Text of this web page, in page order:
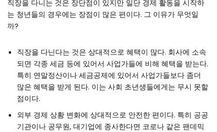
직장을 다니는 것은 장단점이 있지만 일단 경제 활동을 시작하
는 청년들의 경우에는 장점이 많은 편이다. 그 이유가 무엇일
까?
직장을 다닌다는 것은 상대적으로 혜택이 많다. 회사에 소속
되면 각종 세금 등에 있어서 사업가들에 비해 혜택을 받는다.
특히 연말정산이나 세금공제에 있어서 사업가들보다 좀더
많은 혜택을 받게 된다. 이는 사회 초년생들에게는 무시 못할
점이다.
외부 경제 상황 변화에 상대적으로 안전한 편이다. 특히 공공
기관이나 공무원, 대기업에 종사한다면 코로나 같은 팬데믹